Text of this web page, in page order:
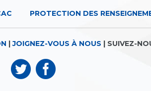
PROTECTION DES
|JOIGNEZ-VOUS À NOUS | SUIVEZ-